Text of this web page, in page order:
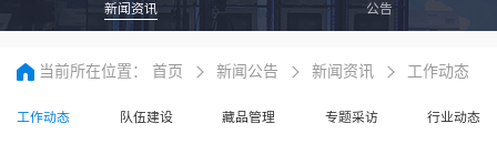
新闻资讯 公告
当前所在位置： 首页 新闻公告 新闻资讯 工作动态
工作动态 队伍建设 藏品管理 专题采访 行业动态